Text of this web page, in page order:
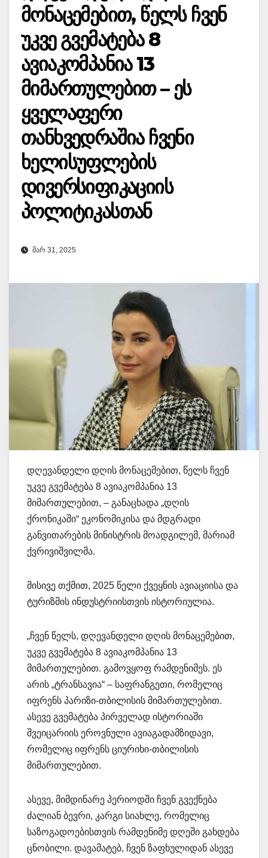
მონაცემებით, წელს ჩვენ
უკვე გვემატება 8
ავიაკომპანია 13
მიმართულებით – ეს
ყველაფერი
თანხვედრაშია ჩვენი
ხელისუფლების
დივერსიფიკაციის
პოლიტიკასთან
ᲛᲐᲠ 31, 2025
დღევანდელი დღის მონაცემებით, წელს ჩვენ
უკვე გვემატება 8 ავიაკომპანია 13
მიმართულებით, – განაცხადა „დღის
ქრონიკაში“ ეკონომიკისა და მდგრადი
განვითარების მინისტრის მოადგილემ, მარიამ
ქვრივიშვილმა.
მისივე თქმით, 2025 წელი ქვეყნის ავიაციისა და
ტურიზმის ინდუსტრიისთვის ისტორიულია.
„ჩვენ წელს, დღევანდელი დღის მონაცემებით,
უკვე გვემატება 8 ავიაკომპანია 13
მიმართულებით. გამოვყოფ რამდენიმეს. ეს
არის „ტრანსავია“ – საფრანგეთი, რომელიც
იფრენს პარიზი-თბილისის მიმართულებით.
ასევე გვემატება პირველად ისტორიაში
შვეიცარიის ეროვნული ავიაგადამზიდავი,
რომელიც იფრენს ციურიხი-თბილისის
მიმართულებით.
ასევე, მიმდინარე პერიოდში ჩვენ გვექნება
ძალიან ბევრი, კარგი სიახლე, რომელიც
საზოგადოებისთვის რამდენიმე დღეში გახდება
ცნობილი. დავამატებ, ჩვენ ზაფხულიდან ასევე